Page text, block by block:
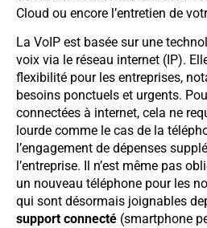
Cloud ou encore l’entretien de
La VoIP est basée sur une
voix via le réseau internet (IP).
flexibilité pour les entreprises,
besoins ponctuels et urgents.
connectées à internet, cela ne
lourde comme le cas de la
l’engagement de dépenses
l’entreprise. Il n’est même pas
un nouveau téléphone pour les
qui sont désormais joignables
support connecté (smartphone